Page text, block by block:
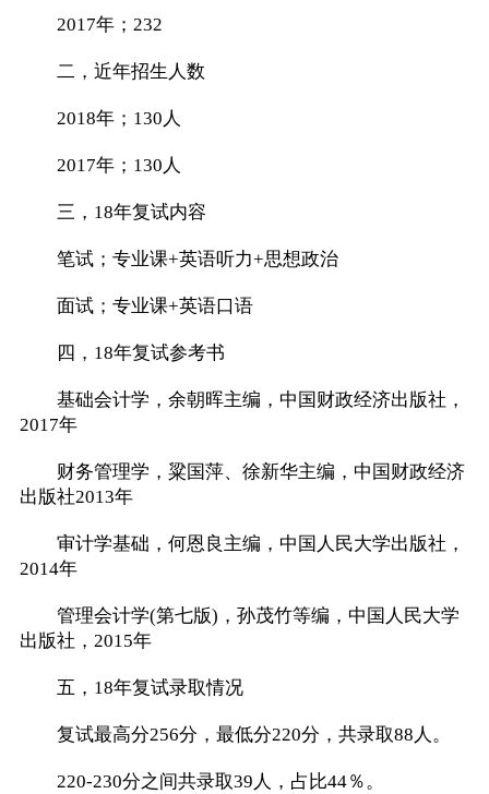
2017年；232
二，近年招生人数
2018年；130人
2017年；130人
三，18年复试内容
笔试；专业课+英语听力+思想政治
面试；专业课+英语口语
四，18年复试参考书
基础会计学，余朝晖主编，中国财政经济出版社，
2017年
财务管理学，粱国萍、徐新华主编，中国财政经济
出版社2013年
审计学基础，何恩良主编，中国人民大学出版社，
2014年
管理会计学(第七版)，孙茂竹等编，中国人民大学
出版社，2015年
五，18年复试录取情况
复试最高分256分，最低分220分，共录取88人。
220-230分之间共录取39人，占比44％。